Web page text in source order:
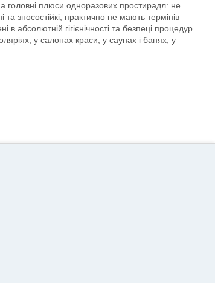
головні плюси одноразових простирадл: не
зносостійкі; практично не мають термінів
абсолютній гігієнічності та безпеці процедур.
у салонах краси; у саунах і банях; у